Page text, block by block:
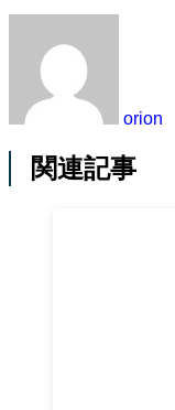
orion
関連記事